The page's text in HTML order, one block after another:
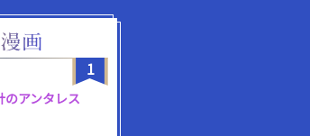
1
のアンタレス